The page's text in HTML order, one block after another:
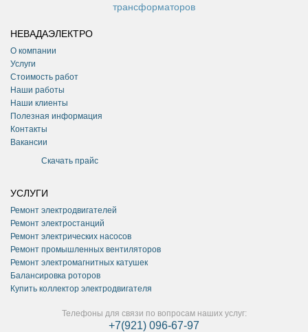
трансформаторов
НЕВАДАЭЛЕКТРО
О компании
Услуги
Стоимость работ
Наши работы
Наши клиенты
Полезная информация
Контакты
Вакансии
Скачать прайс
УСЛУГИ
Ремонт электродвигателей
Ремонт электростанций
Ремонт электрических насосов
Ремонт промышленных вентиляторов
Ремонт электромагнитных катушек
Балансировка роторов
Купить коллектор электродвигателя
Телефоны для связи по вопросам наших услуг:
+7(921) 096-67-97